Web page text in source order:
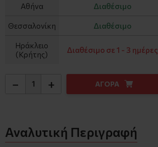
Αθήνα Διαθέσιμο
Θεσσαλονίκη Διαθέσιμο
Ηράκλειο
(Κρήτης)
Διαθέσιμο σε 1 - 3 ημέρες
− + ΑΓΟΡΑ
Αναλυτική Περιγραφή